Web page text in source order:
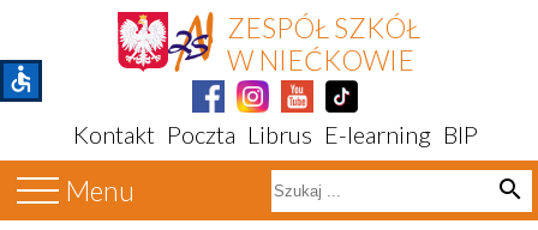
ZESPÓŁ SZKÓŁ
W NIEĆKOWIE
Kontakt Poczta Librus E-learning BIP
Menu search
accessible